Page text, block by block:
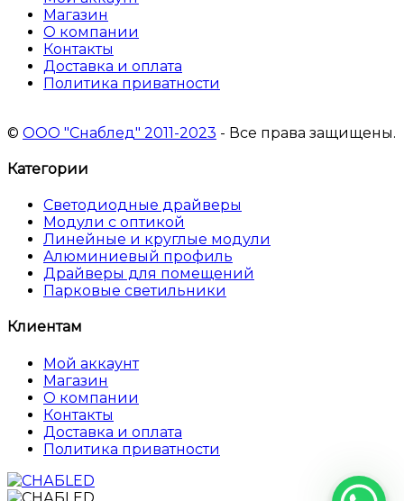
Магазин
О компании
Контакты
Доставка и оплата
Политика приватности
© ООО "Снаблед" 2011-2023 - Все права защищены.
Категории
Светодиодные драйверы
Модули с оптикой
Линейные и круглые модули
Алюминиевый профиль
Драйверы для помещений
Парковые светильники
Клиентам
Мой аккаунт
Магазин
О компании
Контакты
Доставка и оплата
Политика приватности